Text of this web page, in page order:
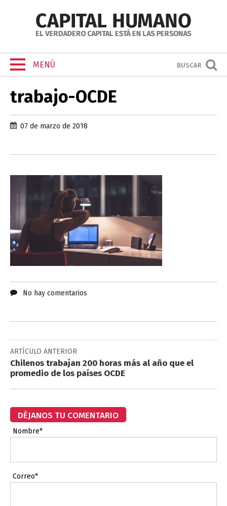
MENÚ BUSCAR
trabajo-OCDE
07 de marzo de 2018
No hay comentarios
ARTÍCULO ANTERIOR
Chilenos trabajan 200 horas más al año que el
promedio de los países OCDE
DÉJANOS TU COMENTARIO
Nombre*
Correo*